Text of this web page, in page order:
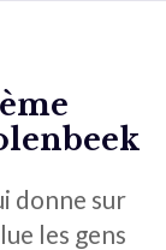
donne sur
les gens